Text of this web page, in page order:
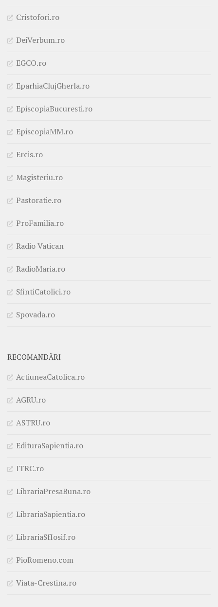
Cristofori.ro
DeiVerbum.ro
EGCO.ro
EparhiaClujGherla.ro
EpiscopiaBucuresti.ro
EpiscopiaMM.ro
Ercis.ro
Magisteriu.ro
Pastoratie.ro
ProFamilia.ro
Radio Vatican
RadioMaria.ro
SfintiCatolici.ro
Spovada.ro
RECOMANDĂRI
ActiuneaCatolica.ro
AGRU.ro
ASTRU.ro
EdituraSapientia.ro
ITRC.ro
LibrariaPresaBuna.ro
LibrariaSapientia.ro
LibrariaSfIosif.ro
PioRomeno.com
Viata-Crestina.ro